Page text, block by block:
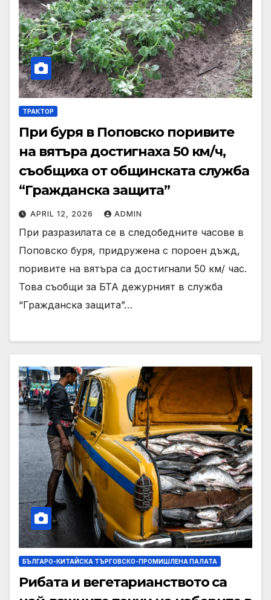
ТРАКТОР
При буря в Поповско поривите
на вятъра достигнаха 50 км/ч,
съобщиха от общинската служба
“Гражданска защита”
APRIL 12, 2026 ADMIN
При разразилата се в следобедните часове в
Поповско буря, придружена с пороен дъжд,
поривите на вятъра са достигнали 50 км/ час.
Това съобщи за БТА дежурният в служба
“Гражданска защита”…
БЪЛГАРО-КИТАЙСКА ТЪРГОВСКО-ПРОМИШЛЕНА ПАЛАТА
Рибата и вегетарианството са